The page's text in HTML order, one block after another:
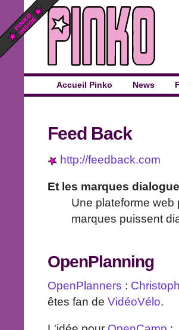
Accueil Pinko News
Feed Back
http://feedback.com
Et les marques
Une plateforme
marques puissent
OpenPlanning
OpenPlanners :
êtes fan de VidéoVélo.